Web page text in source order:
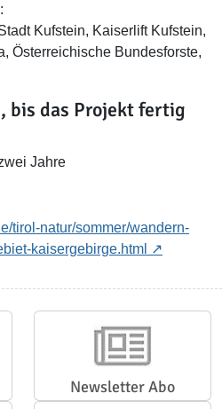
Kufstein, Kaiserlift Kufstein,
Österreichische Bundesforste,
bis das Projekt fertig
Jahre
tirol-natur/sommer/wandern-
kaisergebirge.html
Newsletter Abo